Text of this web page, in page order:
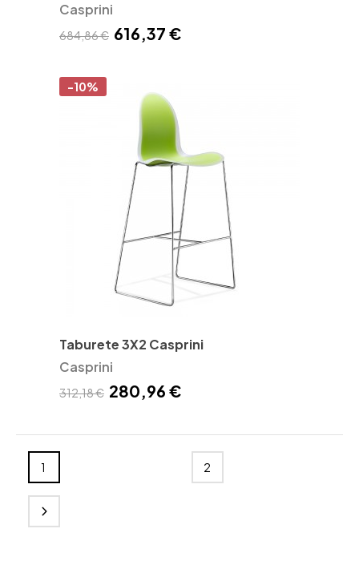
Casprini
684,86 € 616,37 €
-10%
Taburete 3X2 Casprini
Casprini
312,18 € 280,96 €
1 2